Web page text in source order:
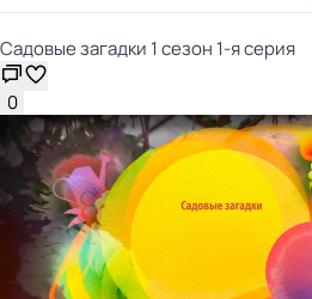
Садовые загадки 1 сезон 1-я серия
0